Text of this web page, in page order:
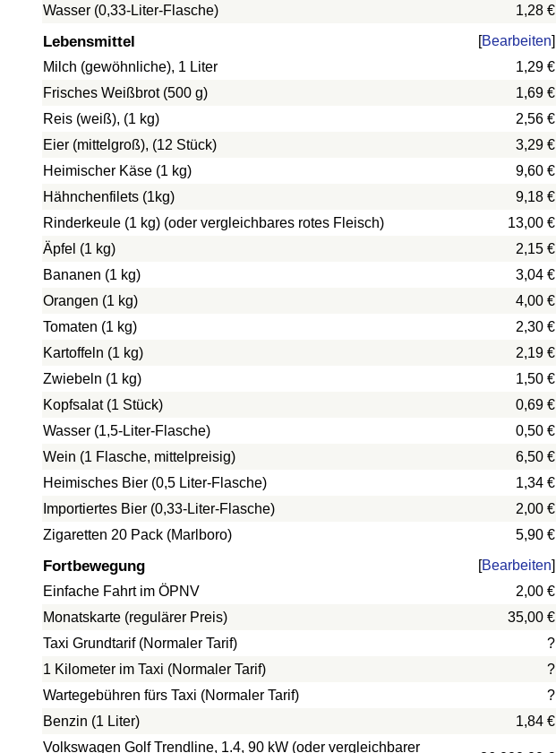
Wasser (0,33-Liter-Flasche) 1,28 €
Lebensmittel [Bearbeiten]
Milch (gewöhnliche), 1 Liter
1,29 €
Frisches Weißbrot (500 g) 1,69 €
Reis (weiß), (1 kg) 2,56 €
Eier (mittelgroß), (12 Stück) 3,29 €
Heimischer Käse (1 kg) 9,60 €
Hähnchenfilets (1kg) 9,18 €
Rinderkeule (1 kg) (oder vergleichbares rotes Fleisch) 13,00 €
Äpfel (1 kg) 2,15 €
Bananen (1 kg) 3,04 €
Orangen (1 kg) 4,00 €
Tomaten (1 kg) 2,30 €
Kartoffeln (1 kg) 2,19 €
Zwiebeln (1 kg) 1,50 €
Kopfsalat (1 Stück) 0,69 €
Wasser (1,5-Liter-Flasche) 0,50 €
Wein (1 Flasche, mittelpreisig) 6,50 €
Heimisches Bier (0,5 Liter-Flasche) 1,34 €
Importiertes Bier (0,33-Liter-Flasche)
2,00 €
Zigaretten 20 Pack (Marlboro)
5,90 €
Fortbewegung [Bearbeiten]
Einfache Fahrt im ÖPNV
2,00 €
Monatskarte (regulärer Preis)
35,00 €
Taxi Grundtarif (Normaler Tarif)
?
1 Kilometer im Taxi (Normaler Tarif)
?
Wartegebühren fürs Taxi (Normaler Tarif)
?
Benzin (1 Liter)
1,84 €
Volkswagen Golf Trendline, 1.4, 90 kW (oder vergleichbarer